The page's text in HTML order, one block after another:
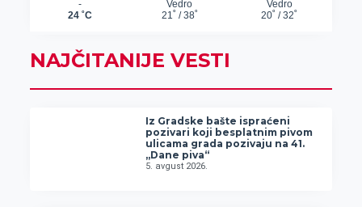
NAJČITANIJE VESTI
Iz Gradske bašte ispraćeni
pozivari koji besplatnim pivom
ulicama grada pozivaju na 41.
„Dane piva“
5. avgust 2026.